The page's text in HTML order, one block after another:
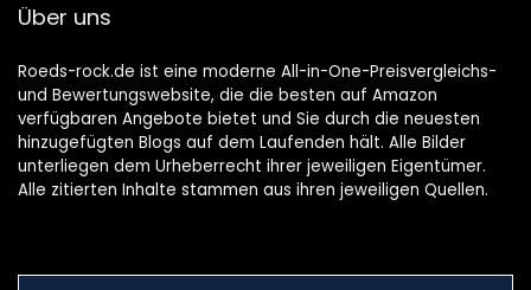
Über uns
Roeds-rock.de ist eine moderne All-in-One-Preisvergleichs-
und Bewertungswebsite, die die besten auf Amazon
verfügbaren Angebote bietet und Sie durch die neuesten
hinzugefügten Blogs auf dem Laufenden hält. Alle Bilder
unterliegen dem Urheberrecht ihrer jeweiligen Eigentümer.
Alle zitierten Inhalte stammen aus ihren jeweiligen Quellen.